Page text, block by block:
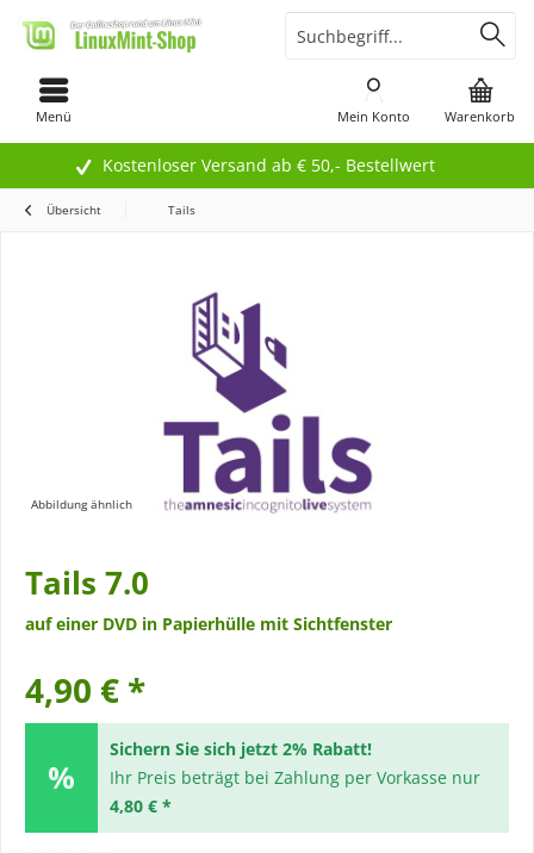
Kostenloser Versand ab € 50,- Bestellwert
Menü Warenkorb
Mein Konto
Übersicht Tails
Abbildung ähnlich
Tails 7.0
auf einer DVD in Papierhülle mit Sichtfenster
4,90 € *
Sichern Sie sich jetzt 2% Rabatt!
Ihr Preis beträgt bei Zahlung per Vorkasse nur
4,80 € *